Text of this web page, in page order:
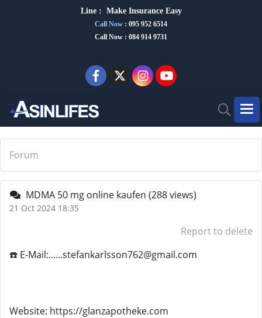
Line : Make Insurance Easy
Call Now : 095 952 6514
Call Now : 084 914 9731
Forum
MDMA 50 mg online kaufen (288 views)
21 Oct 2024 18:35
Report to delete
☎️ E-Mail:......stefankarlsson762@gmail.com
Website: https://glanzapotheke.com